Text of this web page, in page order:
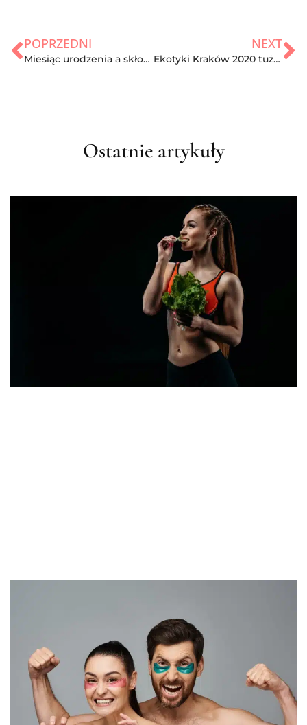
POPRZEDNI
Miesiąc urodzenia a skłonności do tycia!
NEXT
Ekotyki Kraków 2020 tuż tuż!
Ostatnie artykuły